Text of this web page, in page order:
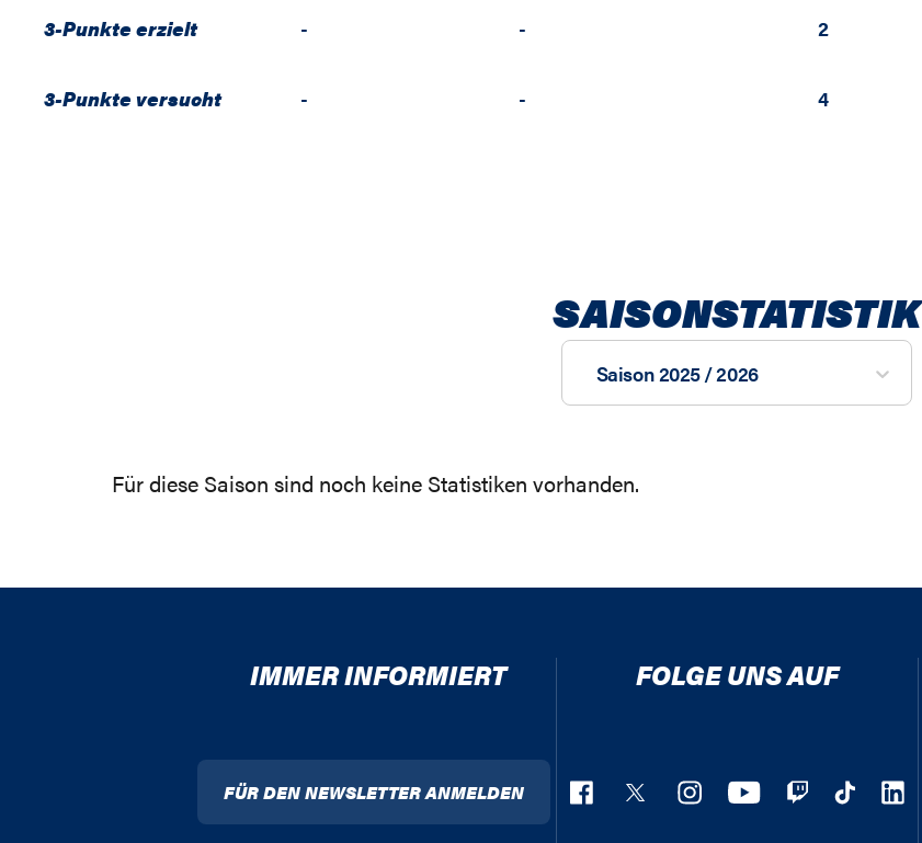
3-Punkte erzielt - - 2
3-Punkte versucht - - 4
SAISONSTATISTIK
Saison 2025 / 2026
Für diese Saison sind noch keine Statistiken vorhanden.
IMMER INFORMIERT
FÜR DEN NEWSLETTER ANMELDEN
FOLGE UNS AUF